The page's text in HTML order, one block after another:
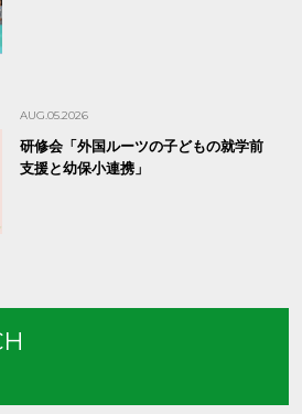
AUG.05.2026
研修会「外国ルーツの子どもの就学前
支援と幼保小連携」